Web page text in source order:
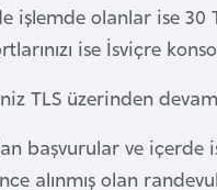
işlemde olanlar ise
ise İsviçre
TLS üzerinden
başvurular ve
alınmış olan